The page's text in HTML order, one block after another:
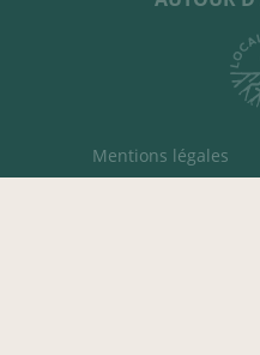
Mentions légales